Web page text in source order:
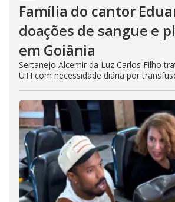
Família do cantor
doações de sangue e
em Goiânia
Sertanejo Alcemir da Luz Carlos Filho
UTI com necessidade diária por